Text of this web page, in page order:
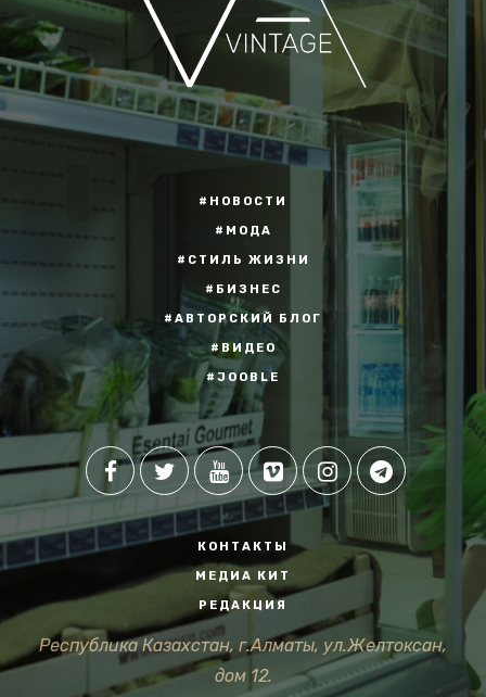
#НОВОСТИ
#МОДА
#СТИЛЬ ЖИЗНИ
#БИЗНЕС
#АВТОРСКИЙ БЛОГ
#ВИДЕО
#JOOBLE
КОНТАКТЫ
МЕДИА КИТ
РЕДАКЦИЯ
Республика Казахстан, г.Алматы, ул.Желтоксан,
дом 12.